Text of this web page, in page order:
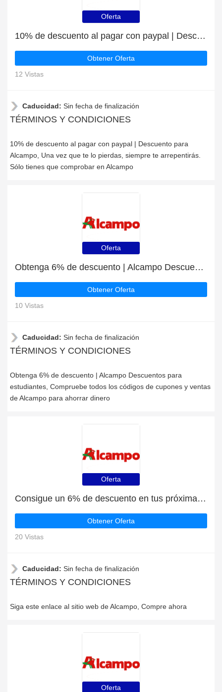
Oferta
10% de descuento al pagar con paypal | Descuento para Alcampo
Obtener Oferta
12 Vistas
Caducidad: Sin fecha de finalización
TÉRMINOS Y CONDICIONES
10% de descuento al pagar con paypal | Descuento para
Alcampo, Una vez que te lo pierdas, siempre te arrepentirás.
Sólo tienes que comprobar en Alcampo
Oferta
Obtenga 6% de descuento | Alcampo Descuentos para estudiantes
Obtener Oferta
10 Vistas
Caducidad: Sin fecha de finalización
TÉRMINOS Y CONDICIONES
Obtenga 6% de descuento | Alcampo Descuentos para
estudiantes, Compruebe todos los códigos de cupones y ventas
de Alcampo para ahorrar dinero
Oferta
Consigue un 6% de descuento en tus próximas compras en Alcampo
Obtener Oferta
20 Vistas
Caducidad: Sin fecha de finalización
TÉRMINOS Y CONDICIONES
Siga este enlace al sitio web de Alcampo, Compre ahora
Oferta